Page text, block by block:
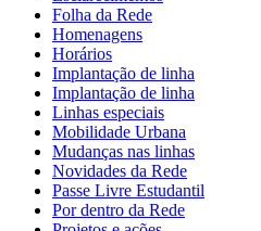
Folha da Rede
Homenagens
Horários
Implantação de linha
Implantação de linha
Linhas especiais
Mobilidade Urbana
Mudanças nas linhas
Novidades da Rede
Passe Livre Estudantil
Por dentro da Rede